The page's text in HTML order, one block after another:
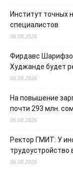
Институт точных
специалистов
06.08.2026
Фирдавс
Худжанде будет
06.08.2026
На повышение
почти 293 млн.
06.08.2026
Ректор ГМИТ: У
трудоустройство
06.08.2026